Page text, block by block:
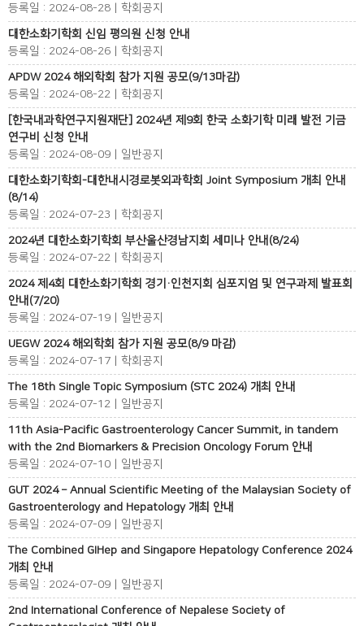
등록일 : 2024-08-28 | 학회공지
대한소화기학회 신임 평의원 신청 안내
등록일 : 2024-08-26 | 학회공지
APDW 2024 해외학회 참가 지원 공모(9/13마감)
등록일 : 2024-08-22 | 학회공지
[한국내과학연구지원재단] 2024년 제9회 한국 소화기학 미래 발전 기금
연구비 신청 안내
등록일 : 2024-08-09 | 일반공지
대한소화기학회-대한내시경로봇외과학회 Joint Symposium 개최 안내
(8/14)
등록일 : 2024-07-23 | 학회공지
2024년 대한소화기학회 부산울산경남지회 세미나 안내(8/24)
등록일 : 2024-07-22 | 학회공지
2024 제4회 대한소화기학회 경기·인천지회 심포지엄 및 연구과제 발표회
안내(7/20)
등록일 : 2024-07-19 | 일반공지
UEGW 2024 해외학회 참가 지원 공모(8/9 마감)
등록일 : 2024-07-17 | 학회공지
The 18th Single Topic Symposium (STC 2024) 개최 안내
등록일 : 2024-07-12 | 일반공지
11th Asia-Pacific Gastroenterology Cancer Summit, in tandem
with the 2nd Biomarkers & Precision Oncology Forum 안내
등록일 : 2024-07-10 | 일반공지
GUT 2024 – Annual Scientific Meeting of the Malaysian Society of
Gastroenterology and Hepatology 개최 안내
등록일 : 2024-07-09 | 일반공지
The Combined GIHep and Singapore Hepatology Conference 2024
개최 안내
등록일 : 2024-07-09 | 일반공지
2nd International Conference of Nepalese Society of